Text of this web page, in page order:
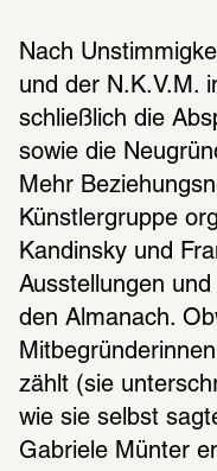
Nach
und der N.K.V.M.
schließlich die
sowie die
Mehr
Künstlergruppe
Kandinsky und
Ausstellungen
den Almanach.
zählt (sie
wie sie selbst
Gabriele Münter